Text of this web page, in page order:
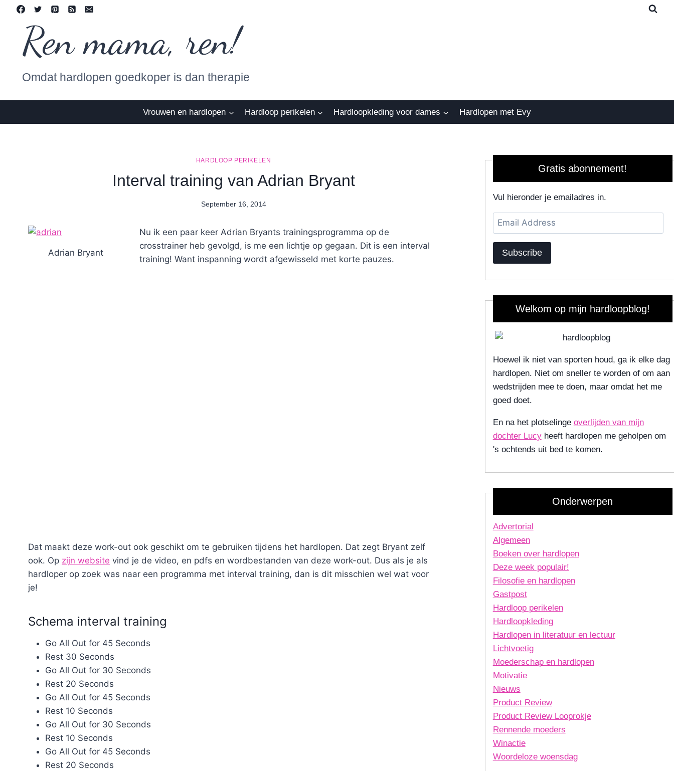
contentRen mama, ren!
Omdat hardlopen goedkoper is dan therapie
Vrouwen en hardlopen Hardloop perikelen Hardloopkleding voor dames Hardlopen met Evy
HARDLOOP PERIKELEN
Interval training van Adrian Bryant
By
September 16, 2014
Adrian Bryant
Nu ik een paar keer Adrian Bryants trainingsprogramma op de
crosstrainer heb gevolgd, is me een lichtje op gegaan. Dit is een interval
training! Want inspanning wordt afgewisseld met korte pauzes.
Dat maakt deze work-out ook geschikt om te gebruiken tijdens het hardlopen. Dat zegt Bryant zelf
ook. Op zijn website vind je de video, en pdfs en wordbestanden van deze work-out. Dus als je als
hardloper op zoek was naar een programma met interval training, dan is dit misschien wel wat voor
je!
Schema interval training
Go All Out for 45 Seconds
Rest 30 Seconds
Go All Out for 30 Seconds
Rest 20 Seconds
Go All Out for 45 Seconds
Rest 10 Seconds
Go All Out for 30 Seconds
Rest 10 Seconds
Go All Out for 45 Seconds
Rest 20 Seconds
Gratis abonnement!
Vul hieronder je emailadres in.
Email
Address
Subscribe
Welkom op mijn hardloopblog!
Hoewel ik niet van sporten houd, ga ik elke dag
hardlopen. Niet om sneller te worden of om aan
wedstrijden mee te doen, maar omdat het me
goed doet.
En na het plotselinge overlijden van mijn
dochter Lucyheeft hardlopen me geholpen om
's ochtends uit bed te komen.
Onderwerpen
Advertorial
Algemeen
Boeken over hardlopen
Deze week populair!
Filosofie en hardlopen
Gastpost
Hardloop perikelen
Hardloopkleding
Hardlopen in literatuur en lectuur
Lichtvoetig
Moederschap en hardlopen
Motivatie
Nieuws
Product Review
Product Review Looprokje
Rennende moeders
Winactie
Woordeloze woensdag